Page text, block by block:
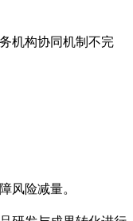
机构协同机制不完
风险减量。